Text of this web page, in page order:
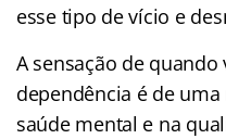
esse tipo de vício e
A sensação de
dependência é de
saúde mental e na